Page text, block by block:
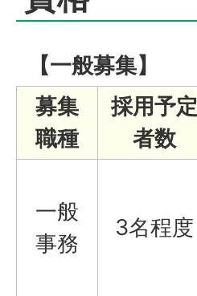
【一般募集】
募集
職種
採用予定
者数
一般
事務
3名程度